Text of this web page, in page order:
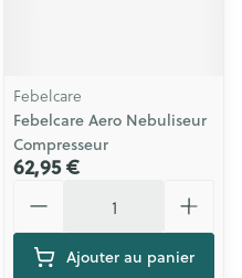
Febelcare
Febelcare Aero Nebuliseur
Compresseur
62,95 €
Ajouter au panier